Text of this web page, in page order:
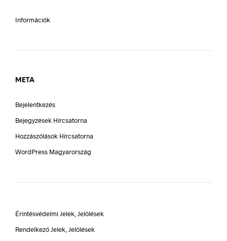
Információk
META
Bejelentkezés
Bejegyzések Hírcsatorna
Hozzászólások Hírcsatorna
WordPress Magyarország
Érintésvédelmi Jelek, Jelölések
Rendelkező Jelek, Jelölések